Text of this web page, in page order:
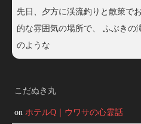
先日、夕方に渓流釣りと散策で
的な雰囲気の場所で、 ふぶきの
のような
こだぬき丸
on ホテルQ｜ウワサの心霊話